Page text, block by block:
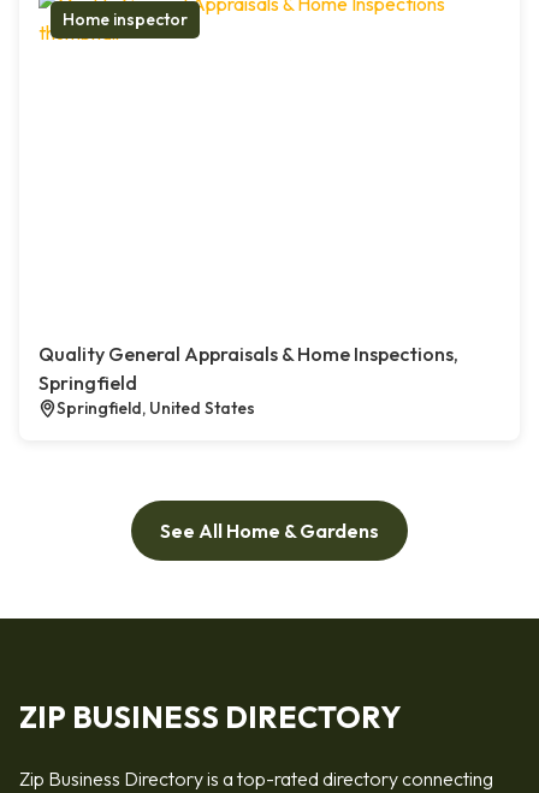
Home inspector
Quality General Appraisals & Home Inspections,
Springfield
Springfield, United States
See All Home & Gardens
ZIP BUSINESS DIRECTORY
Zip Business Directory is a top-rated directory connecting